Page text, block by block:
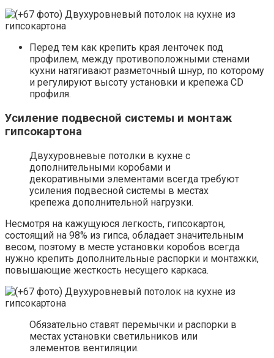
Перед тем как крепить края ленточек под
профилем, между противоположными стенами
кухни натягивают разметочный шнур, по которому
и регулируют высоту установки и крепежа CD
профиля.
Усиление подвесной системы и монтаж
гипсокартона
Двухуровневые потолки в кухне с
дополнительными коробами и
декоративными элементами всегда требуют
усиления подвесной системы в местах
крепежа дополнительной нагрузки.
Несмотря на кажущуюся легкость, гипсокартон,
состоящий на 98% из гипса, обладает значительным
весом, поэтому в месте установки коробов всегда
нужно крепить дополнительные распорки и монтажки,
повышающие жесткость несущего каркаса.
Обязательно ставят перемычки и распорки в
местах установки светильников или
элементов вентиляции.